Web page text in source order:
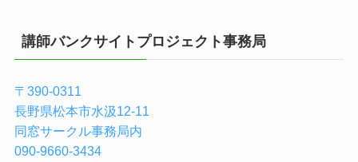
講師バンクサイトプロジェクト事務局
〒390-0311
長野県松本市水汲12-11
同窓サークル事務局内
090-9660-3434